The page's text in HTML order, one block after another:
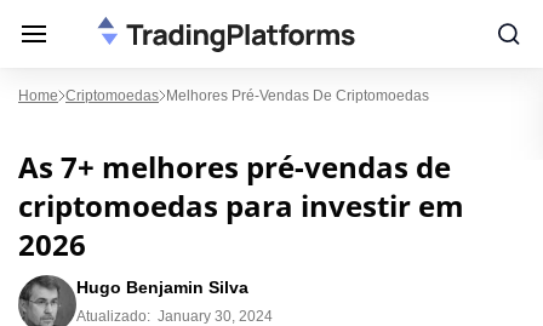
Home Criptomoedas Melhores Pré-Vendas De Criptomoedas
As 7+ melhores pré-vendas de
criptomoedas para investir em
2026
Hugo Benjamin Silva
Atualizado: January 30, 2024